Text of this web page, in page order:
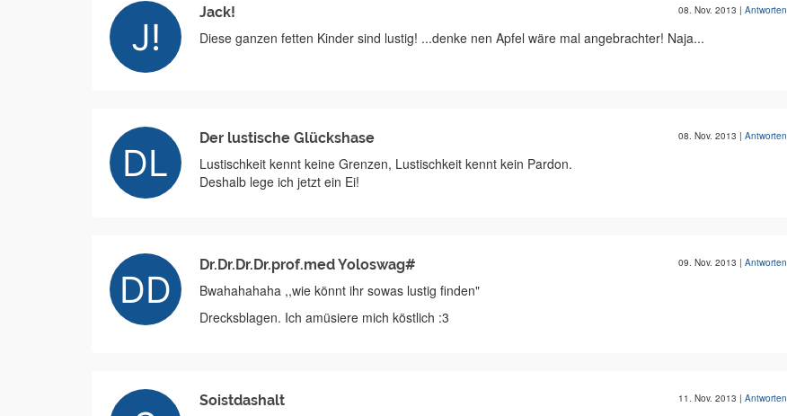
Jack! 08. Nov. 2013 | Antworten
Diese ganzen fetten Kinder sind lustig! ...denke nen Apfel wäre mal angebrachter! Naja...
Der lustische Glückshase 08. Nov. 2013 | Antworten
Lustischkeit kennt keine Grenzen, Lustischkeit kennt kein Pardon.
Deshalb lege ich jetzt ein Ei!
Dr.Dr.Dr.Dr.prof.med Yoloswag# 09. Nov. 2013 | Antworten
Bwahahahaha ,,wie könnt ihr sowas lustig finden"
Drecksblagen. Ich amüsiere mich köstlich :3
Soistdashalt 11. Nov. 2013 | Antworten